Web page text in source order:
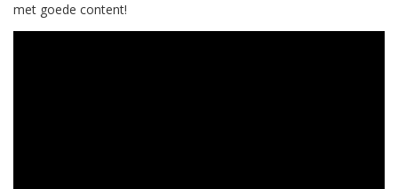
met goede content!